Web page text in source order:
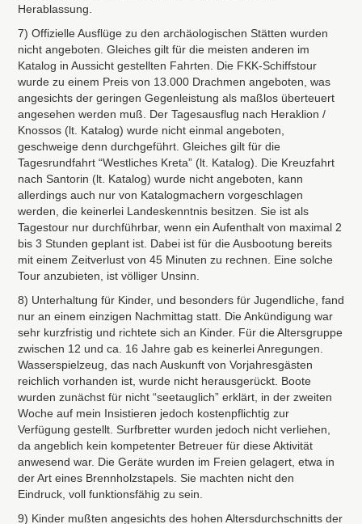
Herablassung.
7) Offizielle Ausflüge zu den archäologischen Stätten wurden
nicht angeboten. Gleiches gilt für die meisten anderen im
Katalog in Aussicht gestellten Fahrten. Die FKK-Schiffstour
wurde zu einem Preis von 13.000 Drachmen angeboten, was
angesichts der geringen Gegenleistung als maßlos überteuert
angesehen werden muß. Der Tagesausflug nach Heraklion /
Knossos (lt. Katalog) wurde nicht einmal angeboten,
geschweige denn durchgeführt. Gleiches gilt für die
Tagesrundfahrt “Westliches Kreta” (lt. Katalog). Die Kreuzfahrt
nach Santorin (lt. Katalog) wurde nicht angeboten, kann
allerdings auch nur von Katalogmachern vorgeschlagen
werden, die keinerlei Landeskenntnis besitzen. Sie ist als
Tagestour nur durchführbar, wenn ein Aufenthalt von maximal 2
bis 3 Stunden geplant ist. Dabei ist für die Ausbootung bereits
mit einem Zeitverlust von 45 Minuten zu rechnen. Eine solche
Tour anzubieten, ist völliger Unsinn.
8) Unterhaltung für Kinder, und besonders für Jugendliche, fand
nur an einem einzigen Nachmittag statt. Die Ankündigung war
sehr kurzfristig und richtete sich an Kinder. Für die Altersgruppe
zwischen 12 und ca. 16 Jahre gab es keinerlei Anregungen.
Wasserspielzeug, das nach Auskunft von Vorjahresgästen
reichlich vorhanden ist, wurde nicht herausgerückt. Boote
wurden zunächst für nicht “seetauglich” erklärt, in der zweiten
Woche auf mein Insistieren jedoch kostenpflichtig zur
Verfügung gestellt. Surfbretter wurden jedoch nicht verliehen,
da angeblich kein kompetenter Betreuer für diese Aktivität
anwesend war. Die Geräte wurden im Freien gelagert, etwa in
der Art eines Brennholzstapels. Sie machten nicht den
Eindruck, voll funktionsfähig zu sein.
9) Kinder mußten angesichts des hohen Altersdurchschnitts der